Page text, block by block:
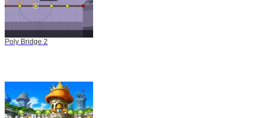
Poly Bridge 2